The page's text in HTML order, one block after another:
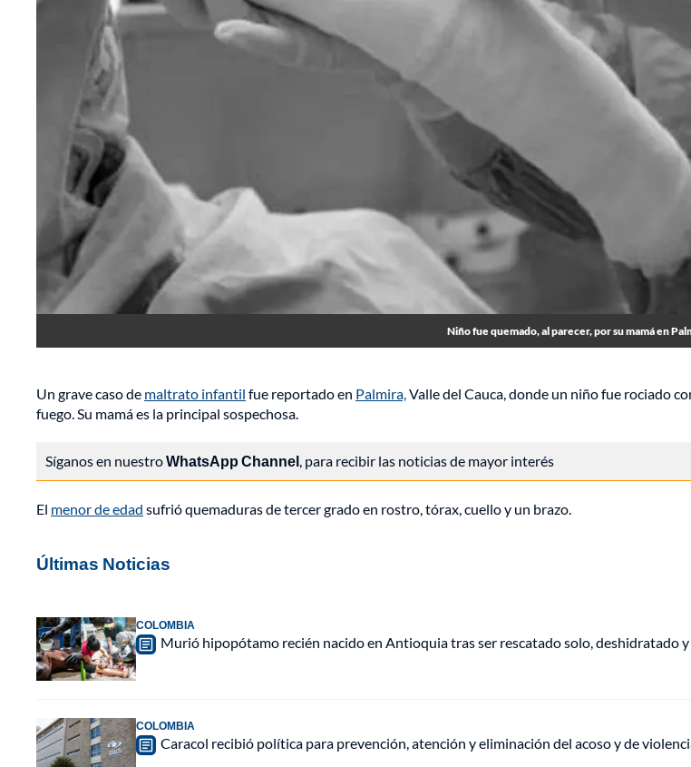
Niño fue quemado, al parecer, por su mamá en
Un grave caso de maltrato infantil fue reportado en Palmira,Valle del Cauca, donde un niño fue rociado
fuego. Su mamá es la principal sospechosa.
Síganos en nuestroWhatsApp Channel, para recibir las noticias de mayor interés
El menor de edad sufrió quemaduras de tercer grado en rostro, tórax, cuello y un brazo.
Últimas Noticias
COLOMBIA
Murió hipopótamo recién nacido en Antioquia tras ser rescatado solo, deshidratado
COLOMBIA
Caracol recibió política para prevención, atención y eliminación del acoso y de